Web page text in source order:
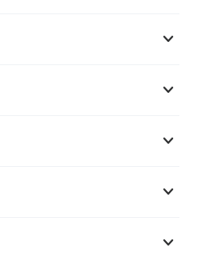
keyboard_arrow_down
keyboard_arrow_down
keyboard_arrow_down
keyboard_arrow_down
keyboard_arrow_down